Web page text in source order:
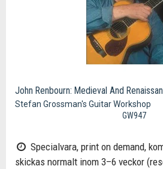
John Renbourn: Medieval And
Stefan Grossman's Guitar Workshop
GW947
Specialvara, print on demand,
skickas normalt inom 3–6 veckor